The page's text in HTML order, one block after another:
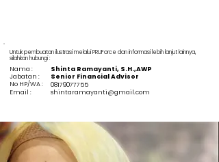
Untuk pembuatan ilustrasi melalui PRUForce dan informasi lebih lanjut lainnya,
silahkan hubungi :
Nama :
Shinta Ramayanti, S.H.,AWP
Jabatan :
Senior Financial Advisor
No HP/WA :
08179077755
Email :
shintaramayanti@gmail.com